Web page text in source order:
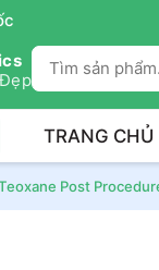
TRANG CHỦ
Post